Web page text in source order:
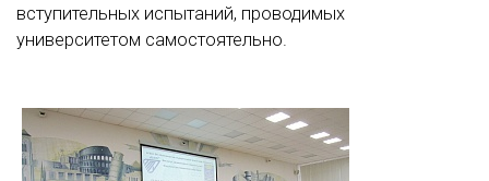
вступительных испытаний, проводимых
университетом самостоятельно.